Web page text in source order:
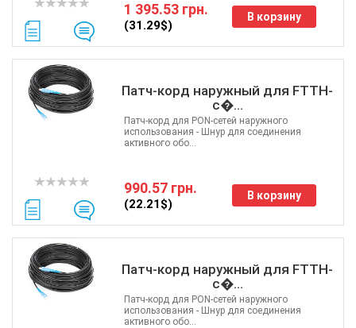
1 395.53 грн.
(31.29$)
В корзину
Патч-корд наружный для FTTH-
с�...
990.57 грн.
(22.21$)
В корзину
Патч-корд для PON-сетей наружного
использования - Шнур для соединения
активного обо...
Патч-корд наружный для FTTH-
с�...
Патч-корд для PON-сетей наружного
использования - Шнур для соединения
активного обо...